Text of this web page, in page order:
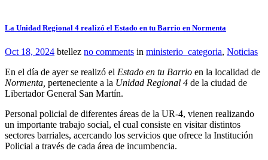
La Unidad Regional 4 realizó el Estado en tu Barrio en Normenta
Oct 18, 2024 btellez no comments in ministerio_categoria, Noticias
En el día de ayer se realizó el Estado en tu Barrio en la localidad de
Normenta, perteneciente a la Unidad Regional 4 de la ciudad de
Libertador General San Martín.
Personal policial de diferentes áreas de la UR-4, vienen realizando
un importante trabajo social, el cual consiste en visitar distintos
sectores barriales, acercando los servicios que ofrece la Institución
Policial a través de cada área de incumbencia.